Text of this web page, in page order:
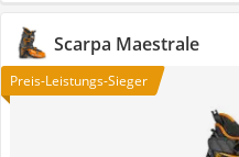
Scarpa Maestrale
Preis-Leistungs-Sieger